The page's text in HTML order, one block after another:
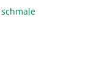
schmale